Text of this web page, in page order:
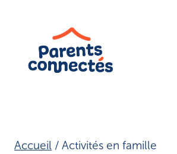
contenu
Accueil / Activités en famille